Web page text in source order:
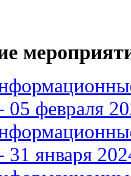
05 февраля
31 января